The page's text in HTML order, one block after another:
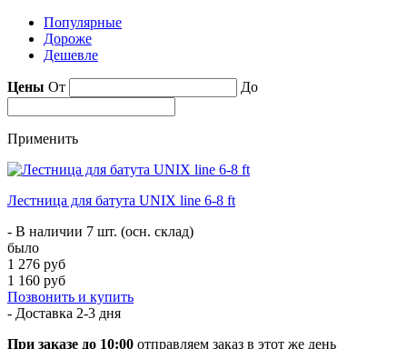
Популярные
Дороже
Дешевле
Цены От До
Применить
Лестница для батута UNIX line 6-8 ft
- В наличии 7 шт. (осн. склад)
было
1 276 руб
1 160 руб
Позвонить и купить
- Доставка 2-3 дня
При заказе до 10:00 отправляем заказ в этот же день